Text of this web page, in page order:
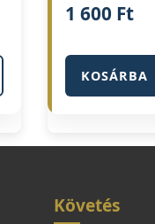
1 600 Ft
KOSÁRBA
Követés